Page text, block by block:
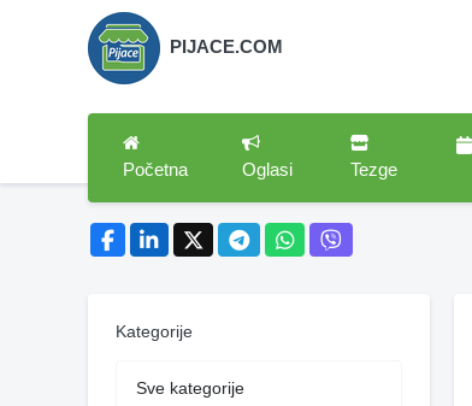
PIJACE.COM
Početna Oglasi Tezge
Kategorije
Sve kategorije